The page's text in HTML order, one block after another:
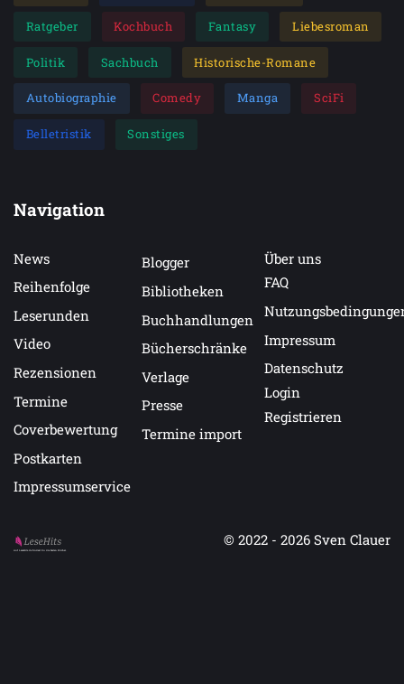
Ratgeber Kochbuch Fantasy Liebesroman
Politik Sachbuch Historische-Romane
Autobiographie Comedy Manga SciFi
Belletristik Sonstiges
Navigation
News
Reihenfolge
Leserunden
Video
Rezensionen
Termine
Coverbewertung
Postkarten
Impressumservice
Blogger
Bibliotheken
Buchhandlungen
Bücherschränke
Verlage
Presse
Termine import
Über uns
FAQ
Impressum
Datenschutz
Login
Registrieren
Auf LeseHits.de findest Du die besten Bücher.
© 2022 - 2026 Sven Clauer